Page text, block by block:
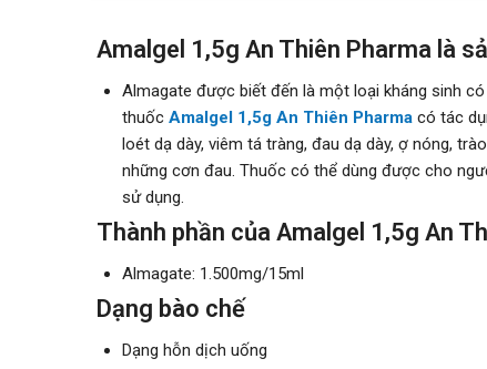
Amalgel 1,5g An Thiên Pharma là
Almagate được biết đến là một loại kháng sinh
thuốc Amalgel 1,5g An Thiên Pharmacó tác
loét dạ dày, viêm tá tràng, đau dạ dày, ợ nóng,
những cơn đau. Thuốc có thể dùng được cho
sử dụng.
Thành phần của Amalgel 1,5g An
Almagate: 1.500mg/15ml
Dạng bào chế
Dạng hỗn dịch uống